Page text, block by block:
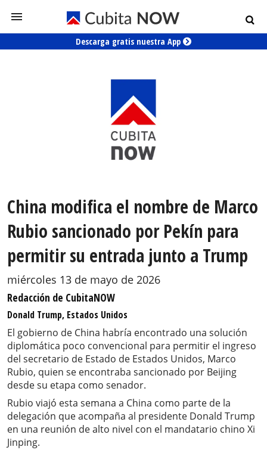
Descarga gratis nuestra App
China modifica el nombre de Marco
Rubio sancionado por Pekín para
permitir su entrada junto a Trump
miércoles 13 de mayo de 2026
Redacción de CubitaNOW
Donald Trump, Estados Unidos
El gobierno de China habría encontrado una solución
diplomática poco convencional para permitir el ingreso
del secretario de Estado de Estados Unidos, Marco
Rubio, quien se encontraba sancionado por Beijing
desde su etapa como senador.
Rubio viajó esta semana a China como parte de la
delegación que acompaña al presidente Donald Trump
en una reunión de alto nivel con el mandatario chino Xi
Jinping.